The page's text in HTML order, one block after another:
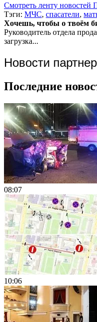
Смотреть ленту новостей
Тэги: МЧС, спасатели,
Хочешь, чтобы о твоём
Руководитель отдела
загрузка...
Новости
Последние
08:07
10:06